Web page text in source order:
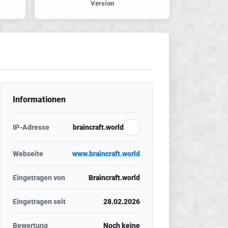
Version
Informationen
IP-Adresse braincraft.world
Webseite www.braincraft.world
Eingetragen von Braincraft.world
Eingetragen seit 28.02.2026
Bewertung Noch keine